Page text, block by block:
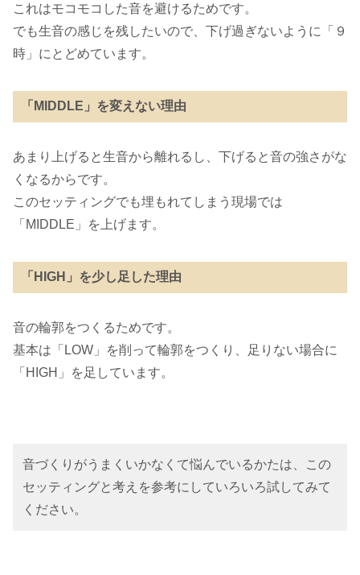
これはモコモコした音を避けるためです。
でも生音の感じを残したいので、下げ過ぎないように「９
時」にとどめています。
「MIDDLE」を変えない理由
あまり上げると生音から離れるし、下げると音の強さがな
くなるからです。
このセッティングでも埋もれてしまう現場では
「MIDDLE」を上げます。
「HIGH」を少し足した理由
音の輪郭をつくるためです。
基本は「LOW」を削って輪郭をつくり、足りない場合に
「HIGH」を足しています。
音づくりがうまくいかなくて悩んでいるかたは、この
セッティングと考えを参考にしていろいろ試してみて
ください。